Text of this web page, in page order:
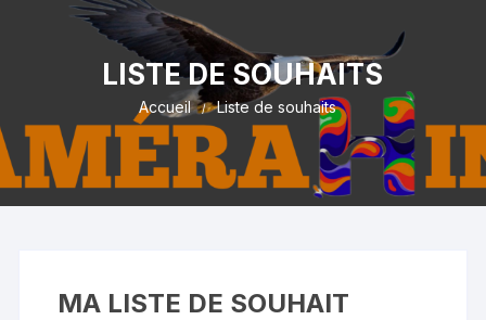
LISTE DE SOUHAITS
Accueil Liste de souhaits
MA LISTE DE SOUHAIT